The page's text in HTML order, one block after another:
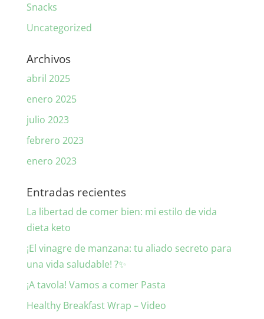
Snacks
Uncategorized
Archivos
abril 2025
enero 2025
julio 2023
febrero 2023
enero 2023
Entradas recientes
La libertad de comer bien: mi estilo de vida
dieta keto
¡El vinagre de manzana: tu aliado secreto para
una vida saludable! ?✨
¡A tavola! Vamos a comer Pasta
Healthy Breakfast Wrap – Video